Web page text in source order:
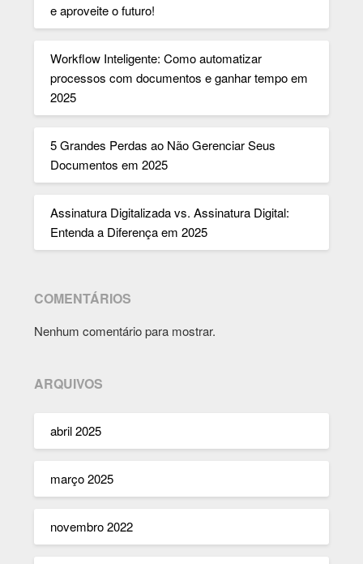
e aproveite o futuro!
Workflow Inteligente: Como automatizar
processos com documentos e ganhar tempo em
2025
5 Grandes Perdas ao Não Gerenciar Seus
Documentos em 2025
Assinatura Digitalizada vs. Assinatura Digital:
Entenda a Diferença em 2025
COMENTÁRIOS
Nenhum comentário para mostrar.
ARQUIVOS
abril 2025
março 2025
novembro 2022